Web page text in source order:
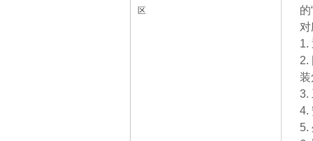
区
1.
2.
3.
4.
5.